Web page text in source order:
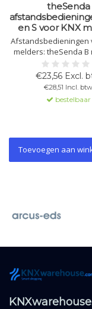
theSenda
en S voor KNX
Afstandsbedieningen
melders: theSenda B
integratie, theSenda
service en
lichtscènes.
€23,56 Excl.
€28,51 Incl. btw
bestelbaar
Toevoegen aan